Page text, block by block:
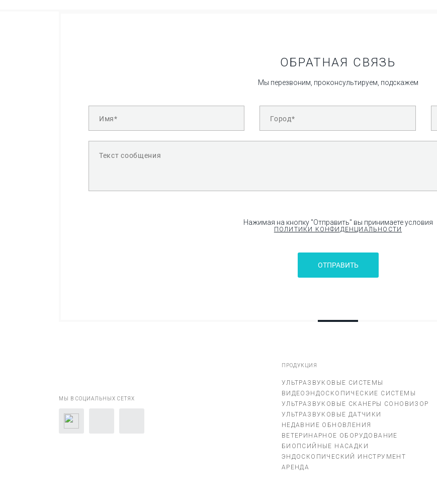
ОБРАТНАЯ СВЯЗЬ
Мы перезвоним, проконсультируем, подскажем
Нажимая на кнопку "Отправить" вы принимаете условия
ПОЛИТИКИ КОНФИДЕНЦИАЛЬНОСТИ
ОТПРАВИТЬ
МЫ В СОЦИАЛЬНЫХ СЕТЯХ
ПРОДУКЦИЯ
УЛЬТРАЗВУКОВЫЕ СИСТЕМЫ
ВИДЕОЭНДОСКОПИЧЕСКИЕ СИСТЕМЫ
УЛЬТРАЗВУКОВЫЕ СКАНЕРЫ СОНОВИЗОР
УЛЬТРАЗВУКОВЫЕ ДАТЧИКИ
НЕДАВНИЕ ОБНОВЛЕНИЯ
ВЕТЕРИНАРНОЕ ОБОРУДОВАНИЕ
БИОПСИЙНЫЕ НАСАДКИ
ЭНДОСКОПИЧЕСКИЙ ИНСТРУМЕНТ
АРЕНДА